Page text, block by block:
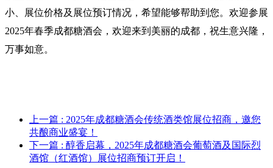
小、展位价格及展位预订情况，希望能够帮助到您。欢迎参展
2025年春季成都糖酒会，欢迎来到美丽的成都，祝生意兴隆，
万事如意。
上一篇 : 2025年成都糖酒会传统酒类馆展位招商，邀您
共酿商业盛宴！
下一篇 : 醇香启幕，2025年成都糖酒会葡萄酒及国际烈
酒馆（红酒馆）展位招商预订开启！